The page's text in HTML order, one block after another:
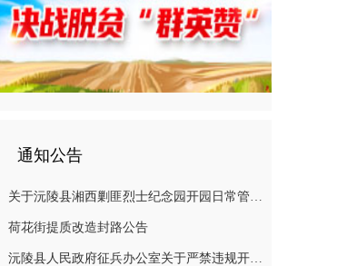
通知公告
关于沅陵县湘西剿匪烈士纪念园开园日常管理规定（草案）公开征求意见的公告
荷花街提质改造封路公告
沅陵县人民政府征兵办公室关于严禁违规开展 涉征兵商业化培训的公告